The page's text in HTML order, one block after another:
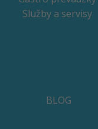
Služby a servisy
BLOG